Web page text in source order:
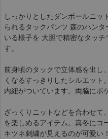
しっかりとしたダンボールニッ
られるタックパンツ 森のハン
いる様子を 大胆で精密なタッ
す。
前身頃のタックで立体感を出し
くなるすっきりしたシルエット
内紐がついています。両脇にポ
ざっくりニットなどを合わせて
を楽しめるアイテム。真冬にコ
キツネ刺繍が見えるのが可愛い！